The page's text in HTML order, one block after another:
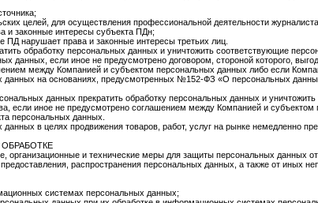
целей, для осуществления профессиональной деятельности
и законные интересы субъекта ПДн;
нарушает права и законные интересы третьих лиц.
обработку персональных данных и уничтожить соответствующие
данных, если иное не предусмотрено договором, стороной которого,
между Компанией и субъектом персональных данных либо если
данных на основаниях, предусмотренных №152-ФЗ «О персональных
данных прекратить обработку персональных данных и
если иное не предусмотрено соглашением между Компанией и субъектом
персональных данных.
в целях продвижения товаров, работ, услуг на рынке немедленно
и технические меры для защиты персональных данных
распространения персональных данных, а также от иных
системах персональных данных;